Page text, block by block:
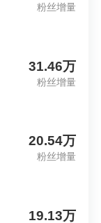
粉丝增量
31.46万
粉丝增量
20.54万
粉丝增量
19.13万